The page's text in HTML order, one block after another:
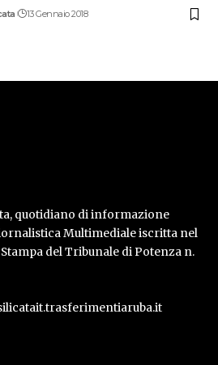
13 Gennaio 2018
quotidiano di informazione
Multimediale iscritta nel
del Tribunale di Potenza n.